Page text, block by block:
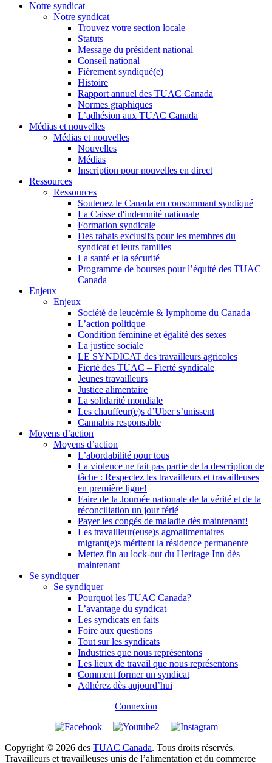
Notre syndicat
Notre syndicat
Trouvez votre section locale
Statuts
Message du président national
Conseil national
Fièrement syndiqué(e)
Histoire
Rapport annuel des TUAC Canada
Normes graphiques
L’adhésion aux TUAC Canada
Médias et nouvelles
Médias et nouvelles
Nouvelles
Médias
Inscription pour nouvelles en direct
Ressources
Ressources
Soutenez le Canada en consommant syndiqué
La Caisse d'indemnité nationale
Formation syndicale
Des rabais exclusifs pour les membres du
syndicat et leurs families
La santé et la sécurité
Programme de bourses pour l’équité des TUAC
Canada
Enjeux
Enjeux
Société de leucémie & lymphome du Canada
L’action politique
Condition féminine et égalité des sexes
La justice sociale
LE SYNDICAT des travailleurs agricoles
Fierté des TUAC – Fierté syndicale
Jeunes travailleurs
Justice alimentaire
La solidarité mondiale
Les chauffeur(e)s d’Uber s’unissent
Cannabis responsable
Moyens d’action
Moyens d’action
L’abordabilité pour tous
La violence ne fait pas partie de la description de
tâche : Respectez les travailleurs et travailleuses
en première ligne!
Faire de la Journée nationale de la vérité et de la
réconciliation un jour férié
Payer les congés de maladie dès maintenant!
Les travailleur(euse)s agroalimentaires
migrant(e)s méritent la résidence permanente
Mettez fin au lock-out du Heritage Inn dès
maintenant
Se syndiquer
Se syndiquer
Pourquoi les TUAC Canada?
L’avantage du syndicat
Les syndicats en faits
Foire aux questions
Tout sur les syndicats
Industries que nous représentons
Les lieux de travail que nous représentons
Comment former un syndicat
Adhérez dès aujourd’hui
Connexion
Copyright © 2026 des TUAC Canada. Tous droits réservés.
Travailleurs et travailleuses unis de l’alimentation et du commerce